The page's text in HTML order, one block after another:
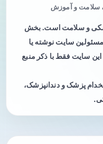
سلامت و آموزش
و سلامت است. بخش
سایت نوشته یا
سایت فقط با ذکر منبع
پزشک و دندانپزشک،